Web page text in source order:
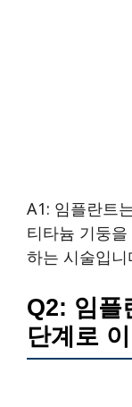
A1: 임플란트
티타늄 기둥
하는 시술입니
Q2: 임플
단계로